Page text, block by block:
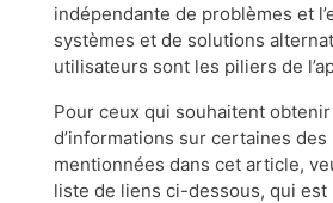
indépendante de problèmes et
systèmes et de solutions
utilisateurs sont les piliers de
Pour ceux qui souhaitent
d’informations sur certaines des
mentionnées dans cet article,
liste de liens ci-dessous, qui est